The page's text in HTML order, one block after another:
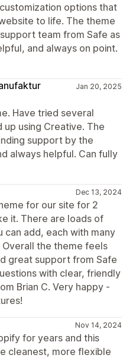
options that
to life. The theme
team from Safe as
and always on point.
Jan 20, 2025
Have tried several
using Creative. The
support by the
always helpful. Can fully
Dec 13, 2024
for our site for 2
it. There are loads of
add, each with many
the theme feels
great support from Safe
with clear, friendly
Brian C. Very happy -
Nov 14, 2024
for years and this
cleanest, more flexible